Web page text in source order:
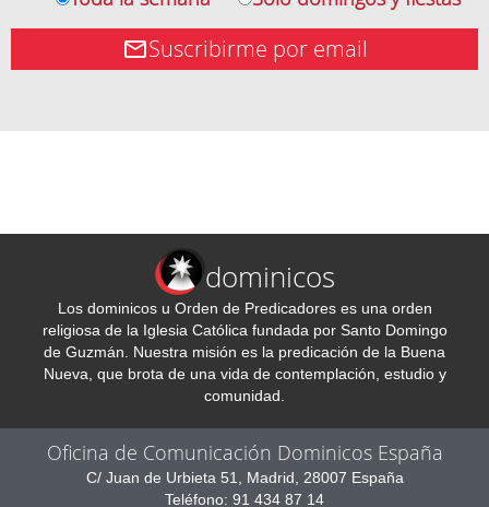
Suscribirme por email
dominicos
Los dominicos u Orden de Predicadores es una orden
religiosa de la Iglesia Católica fundada por Santo Domingo
de Guzmán. Nuestra misión es la predicación de la Buena
Nueva, que brota de una vida de contemplación, estudio y
comunidad.
Oficina de Comunicación Dominicos España
C/ Juan de Urbieta 51, Madrid, 28007 España
Teléfono: 91 434 87 14